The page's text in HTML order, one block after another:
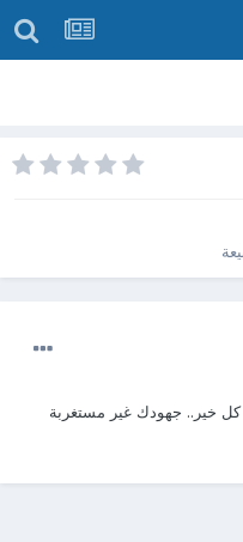
خير.. جهودك غير مستغربة